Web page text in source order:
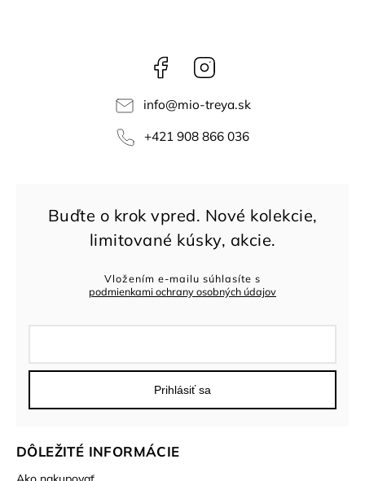
Facebook
info@mio-treya.sk
+421 908 866 036
DÔLEŽITÉ INFORMÁCIE
Vložením e-mailu súhlasíte s
podmienkami ochrany osobných údajov
Prihlásiť sa